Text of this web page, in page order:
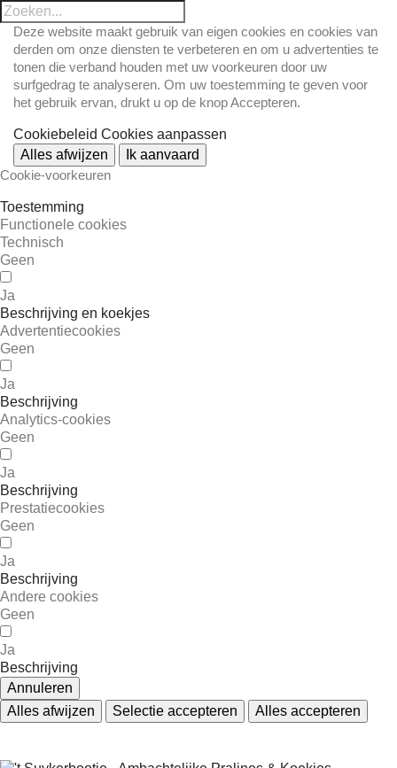
Deze website maakt gebruik van eigen cookies en cookies van
derden om onze diensten te verbeteren en om u advertenties te
tonen die verband houden met uw voorkeuren door uw
surfgedrag te analyseren. Om uw toestemming te geven voor
het gebruik ervan, drukt u op de knop Accepteren.
Cookiebeleid Cookies aanpassen
Alles afwijzen
Ik aanvaard
Cookie-voorkeuren
Toestemming
Functionele cookies
Technisch
Geen
Ja
Beschrijving en koekjes
Advertentiecookies
Geen
Ja
Beschrijving
Analytics-cookies
Geen
Ja
Beschrijving
Prestatiecookies
Geen
Ja
Beschrijving
Andere cookies
Geen
Ja
Beschrijving
Annuleren
Alles afwijzen
Selectie accepteren Alles accepteren